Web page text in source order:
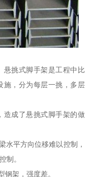
悬挑式脚手架是工程中比
施，分为每层一挑，多层
造成了悬挑式脚手架的做
水平方向位移难以控制，
制。
钢架，强度差。